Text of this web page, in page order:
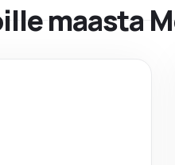
maasta